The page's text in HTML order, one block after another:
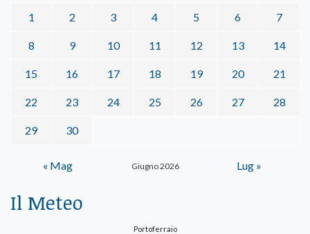
Giugno 2026
1 2 3 4 5 6 7
8 9 10 11 12 13 14
15 16 17 18 19 20 21
22 23 24 25 26 27 28
29 30
« Mag Lug »
Il Meteo
Portoferraio